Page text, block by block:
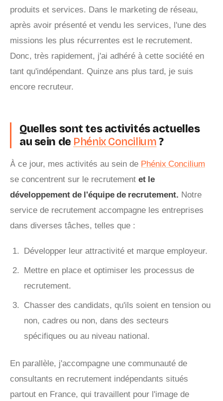
produits et services. Dans le marketing de réseau,
après avoir présenté et vendu les services, l'une des
missions les plus récurrentes est le recrutement.
Donc, très rapidement, j'ai adhéré à cette société en
tant qu'indépendant. Quinze ans plus tard, je suis
encore recruteur.
Quelles sont tes activités actuelles
au sein de Phénix Concilium ?
À ce jour, mes activités au sein de Phénix Concilium
se concentrent sur le recrutement et le
développement de l'équipe de recrutement. Notre
service de recrutement accompagne les entreprises
dans diverses tâches, telles que :
Développer leur attractivité et marque employeur.
Mettre en place et optimiser les processus de
recrutement.
Chasser des candidats, qu'ils soient en tension ou
non, cadres ou non, dans des secteurs
spécifiques ou au niveau national.
En parallèle, j'accompagne une communauté de
consultants en recrutement indépendants situés
partout en France, qui travaillent pour l'image de